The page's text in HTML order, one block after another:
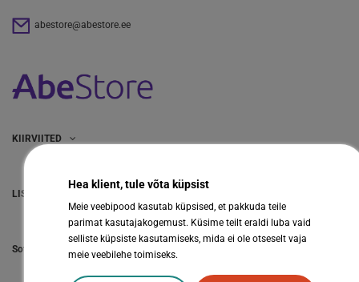
abestore@abestore.ee
KIIRVIITED
LISAINFO
Hea klient, tule võta küpsist
Meie veebipood kasutab küpsised, et pakkuda teile
parimat kasutajakogemust. Küsime teilt eraldi luba vaid
selliste küpsiste kasutamiseks, mida ei ole otseselt vaja
meie veebilehe toimiseks.
Sotsiaalmeedia